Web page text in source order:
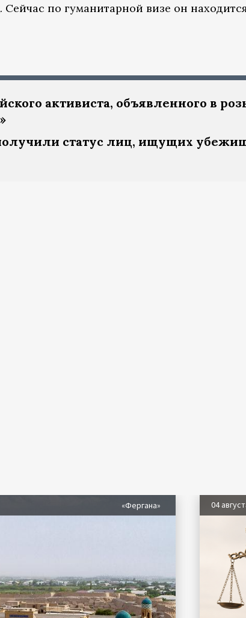
. Сейчас по гуманитарной визе он
активиста, объявленного в
статус лиц, ищущих
«Фергана» 04